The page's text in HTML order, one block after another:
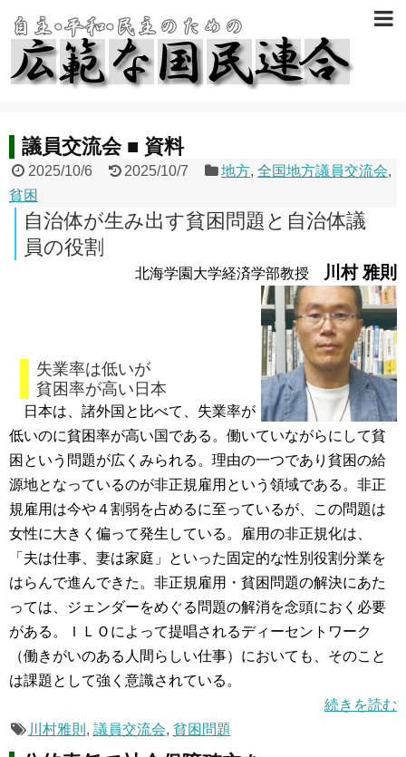
議員交流会 ■ 資料
2025/10/6 2025/10/7 地方,全国地方議員交流会,
貧困
自治体が生み出す貧困問題と自治体議
員の役割
北海学園大学経済学部教授 川村 雅則
失業率は低いが
貧困率が高い日本
日本は、諸外国と比べて、失業率が
低いのに貧困率が高い国である。働いていながらにして貧
困という問題が広くみられる。理由の一つであり貧困の給
源地となっているのが非正規雇用という領域である。非正
規雇用は今や４割弱を占めるに至っているが、この問題は
女性に大きく偏って発生している。雇用の非正規化は、
「夫は仕事、妻は家庭」といった固定的な性別役割分業を
はらんで進んできた。非正規雇用・貧困問題の解決にあた
っては、ジェンダーをめぐる問題の解消を念頭におく必要
がある。ＩＬＯによって提唱されるディーセントワーク
（働きがいのある人間らしい仕事）においても、そのこと
は課題として強く意識されている。
続きを読む
川村雅則 , 議員交流会, 貧困問題